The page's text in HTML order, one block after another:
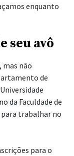
enquanto
seu avô
mas não
de
da Faculdade de
para trabalhar no
para o